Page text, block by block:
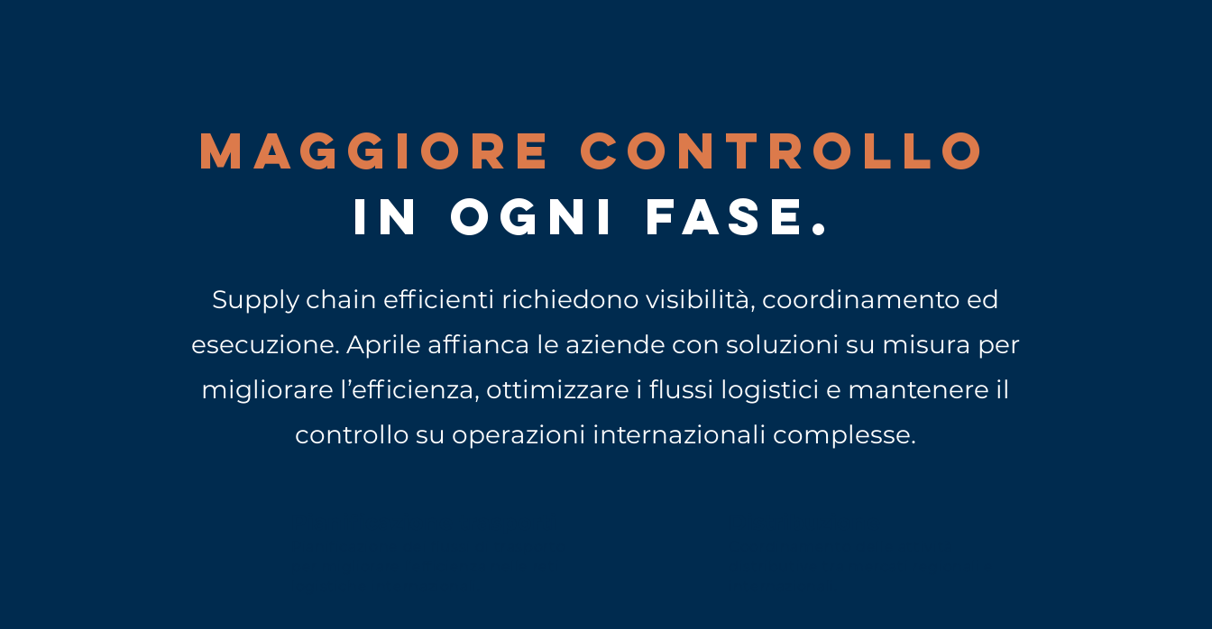
MAGGIORE CONTROLLO
IN OGNI FASE.
Supply chain efficienti richiedono visibilità, coordinamento ed
esecuzione. Aprile affianca le aziende con soluzioni su misura per
migliorare l’efficienza, ottimizzare i flussi logistici e mantenere il
controllo su operazioni internazionali complesse.